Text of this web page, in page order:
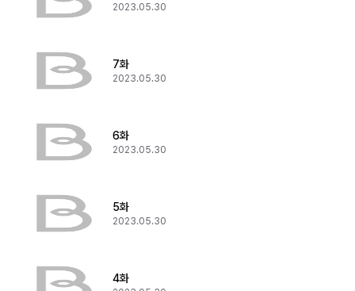
2023.05.30
7화
2023.05.30
6화
2023.05.30
5화
2023.05.30
4화